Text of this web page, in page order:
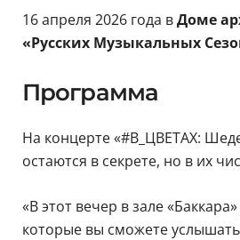
16 апреля 2026 года вДоме
«Русских Музыкальных
Программа
На концерте «#В_ЦВЕТАХ:
остаются в секрете, но в их
«В этот вечер в зале
которые вы сможете